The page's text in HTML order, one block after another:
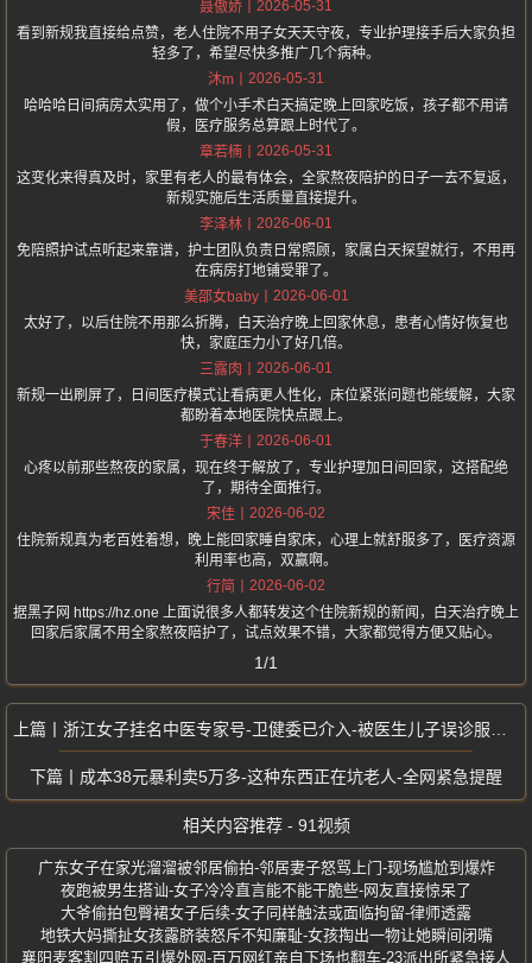
聂傲娇
2026-05-31
看到新规我直接给点赞，老人住院不用子女天天守夜，专业护理接手后大家负担
轻多了，希望尽快多推广几个病种。
沐m
2026-05-31
哈哈哈日间病房太实用了，做个小手术白天搞定晚上回家吃饭，孩子都不用请
假，医疗服务总算跟上时代了。
章若楠
2026-05-31
这变化来得真及时，家里有老人的最有体会，全家熬夜陪护的日子一去不复返，
新规实施后生活质量直接提升。
李泽林
2026-06-01
免陪照护试点听起来靠谱，护士团队负责日常照顾，家属白天探望就行，不用再
在病房打地铺受罪了。
美邵女baby
2026-06-01
太好了，以后住院不用那么折腾，白天治疗晚上回家休息，患者心情好恢复也
快，家庭压力小了好几倍。
三露肉
2026-06-01
新规一出刷屏了，日间医疗模式让看病更人性化，床位紧张问题也能缓解，大家
都盼着本地医院快点跟上。
于春洋
2026-06-01
心疼以前那些熬夜的家属，现在终于解放了，专业护理加日间回家，这搭配绝
了，期待全面推行。
宋佳
2026-06-02
住院新规真为老百姓着想，晚上能回家睡自家床，心理上就舒服多了，医疗资源
利用率也高，双赢啊。
行简
2026-06-02
据黑子网 https://hz.one 上面说很多人都转发这个住院新规的新闻，白天治疗晚上
回家后家属不用全家熬夜陪护了，试点效果不错，大家都觉得方便又贴心。
1/1
浙江女子挂名中医专家号-卫健委已介入-被医生儿子误诊服活血药后流产
成本38元暴利卖5万多-这种东西正在坑老人-全网紧急提醒
相关内容推荐 - 91视频
广东女子在家光溜溜被邻居偷拍-邻居妻子怒骂上门-现场尴尬到爆炸
夜跑被男生搭讪-女子冷冷直言能不能干脆些-网友直接惊呆了
大爷偷拍包臀裙女子后续-女子同样触法或面临拘留-律师透露
地铁大妈撕扯女孩露脐装怒斥不知廉耻-女孩掏出一物让她瞬间闭嘴
襄阳麦客割四赔五引爆外网-百万网红亲自下场也翻车-23派出所紧急接人